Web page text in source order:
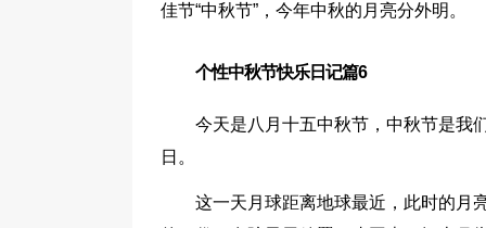
佳节“中秋节”，今年中秋的月亮分外明。
个性中秋节快乐日记篇6
今天是八月十五中秋节，中秋节是我
日。
这一天月球距离地球最近，此时的月